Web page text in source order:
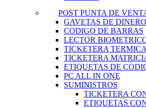
POST PUNTA DE
GAVETAS DE DINERO
CODIGO DE BARRAS
LECTOR
TICKETERA TERMICA
TICKETERA
ETIQUETAS DE
PC ALL IN ONE
SUMINISTROS
TICKETERA
ETIQUETAS